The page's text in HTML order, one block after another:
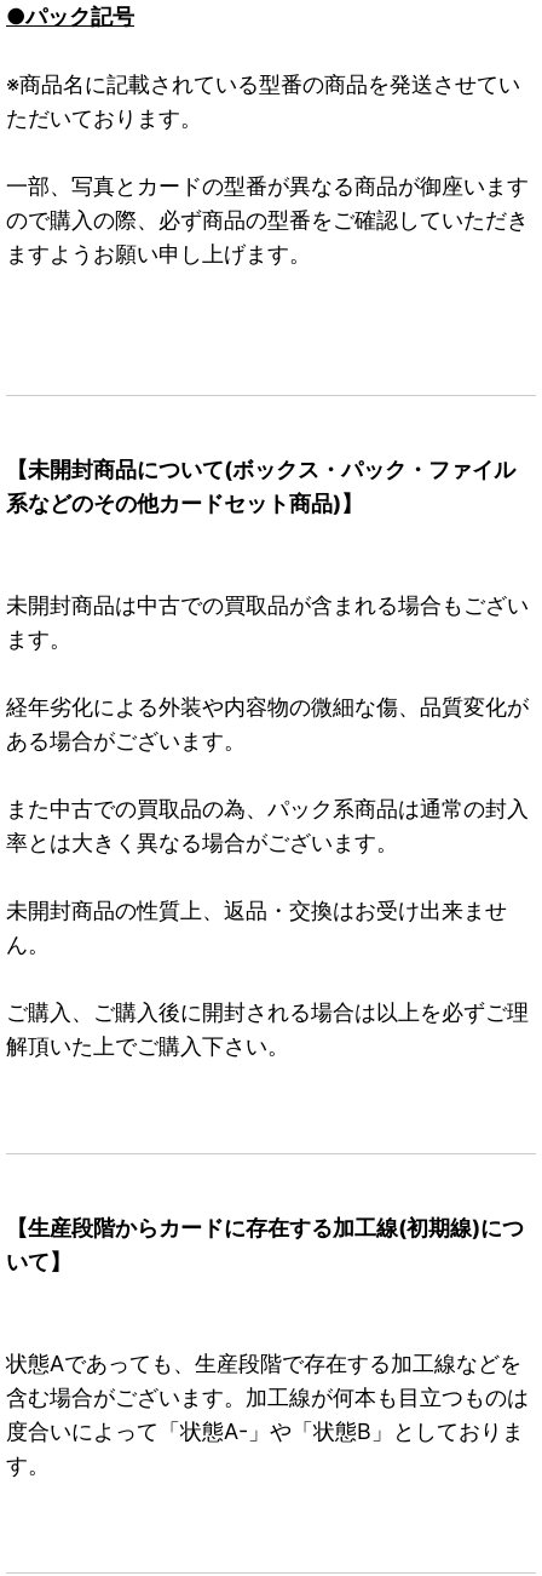
●パック記号
※商品名に記載されている型番の商品を発送させてい
ただいております。
一部、写真とカードの型番が異なる商品が御座います
ので購入の際、必ず商品の型番をご確認していただき
ますようお願い申し上げます。
【未開封商品について(ボックス・パック・ファイル
系などのその他カードセット商品)】
未開封商品は中古での買取品が含まれる場合もござい
ます。
経年劣化による外装や内容物の微細な傷、品質変化が
ある場合がございます。
また中古での買取品の為、パック系商品は通常の封入
率とは大きく異なる場合がございます。
未開封商品の性質上、返品・交換はお受け出来ませ
ん。
ご購入、ご購入後に開封される場合は以上を必ずご理
解頂いた上でご購入下さい。
【生産段階からカードに存在する加工線(初期線)につ
いて】
状態Aであっても、生産段階で存在する加工線などを
含む場合がございます。加工線が何本も目立つものは
度合いによって「状態A-」や「状態B」としておりま
す。